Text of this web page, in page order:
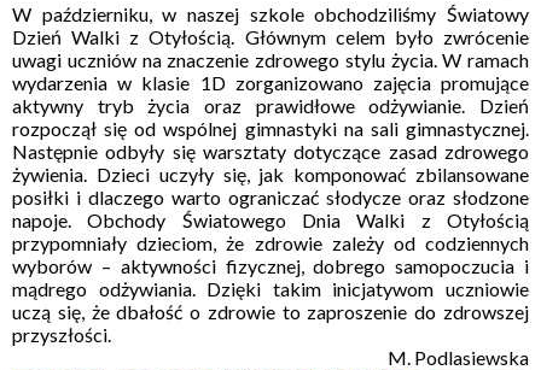
W październiku, w naszej szkole obchodziliśmy Światowy
Dzień Walki z Otyłością. Głównym celem było zwrócenie
uwagi uczniów na znaczenie zdrowego stylu życia. W ramach
wydarzenia w klasie 1D zorganizowano zajęcia promujące
aktywny tryb życia oraz prawidłowe odżywianie. Dzień
rozpoczął się od wspólnej gimnastyki na sali gimnastycznej.
Następnie odbyły się warsztaty dotyczące zasad zdrowego
żywienia. Dzieci uczyły się, jak komponować zbilansowane
posiłki i dlaczego warto ograniczać słodycze oraz słodzone
napoje. Obchody Światowego Dnia Walki z Otyłością
przypomniały dzieciom, że zdrowie zależy od codziennych
wyborów – aktywności fizycznej, dobrego samopoczucia i
mądrego odżywiania. Dzięki takim inicjatywom uczniowie
uczą się, że dbałość o zdrowie to zaproszenie do zdrowszej
przyszłości.
M. Podlasiewska